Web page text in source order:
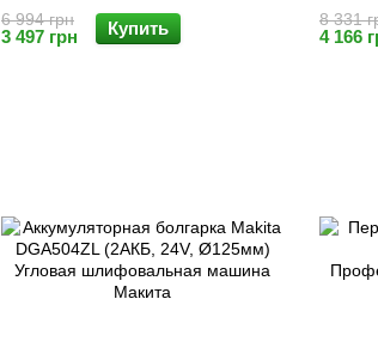
6 994 грн
3 497 грн Купить 8 331
4 166